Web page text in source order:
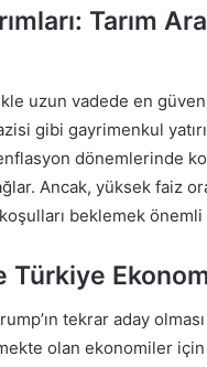
Tarım
uzun vadede en
gibi gayrimenkul
enflasyon dönemlerinde
Ancak, yüksek faiz
beklemek
Türkiye
tekrar aday
olan ekonomiler için